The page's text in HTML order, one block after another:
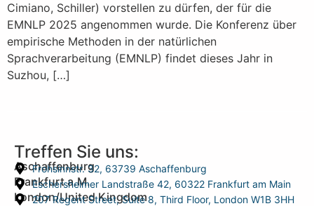
Cimiano, Schiller) vorstellen zu dürfen, der für die
EMNLP 2025 angenommen wurde. Die Konferenz über
empirische Methoden in der natürlichen
Sprachverarbeitung (EMNLP) findet dieses Jahr in
Suzhou, […]
Treffen Sie uns:
Aschaffenburg
Frohsinnstr. 32, 63739 Aschaffenburg
Frankfurt a.M.
Eschersheimer Landstraße 42, 60322 Frankfurt am Main
London/United Kingdom
207 Regent Street, Suite 8, Third Floor, London W1B 3HH